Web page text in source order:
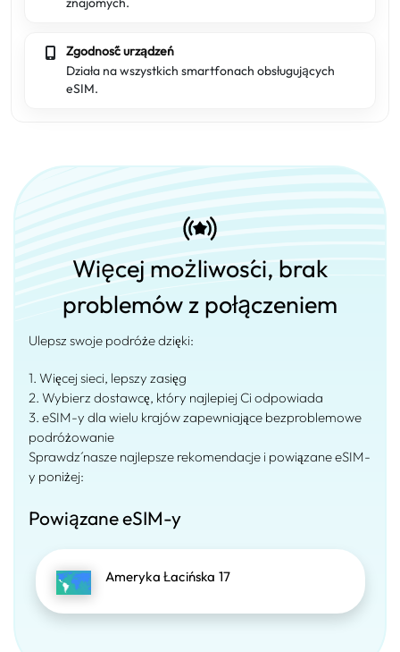
Zgodność urządzeń
Działa na wszystkich smartfonach obsługujących
eSIM.
Więcej możliwości, brak
problemów z połączeniem
Ulepsz swoje podróże dzięki:
1. Więcej sieci, lepszy zasięg
2. Wybierz dostawcę, który najlepiej Ci odpowiada
3. eSIM-y dla wielu krajów zapewniające bezproblemowe
podróżowanie
Sprawdź nasze najlepsze rekomendacje i powiązane eSIM-
y poniżej:
Powiązane eSIM-y
Ameryka Łacińska 17